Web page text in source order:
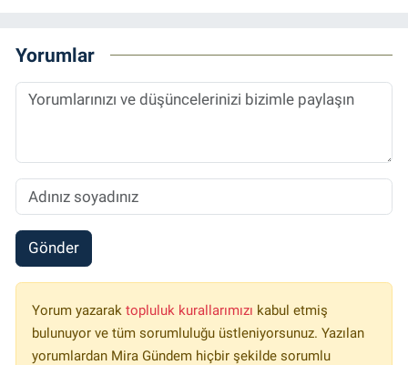
Yorumlar
Gönder
Yorum yazarak topluluk kurallarımızı kabul etmiş
bulunuyor ve tüm sorumluluğu üstleniyorsunuz. Yazılan
yorumlardan Mira Gündem hiçbir şekilde sorumlu